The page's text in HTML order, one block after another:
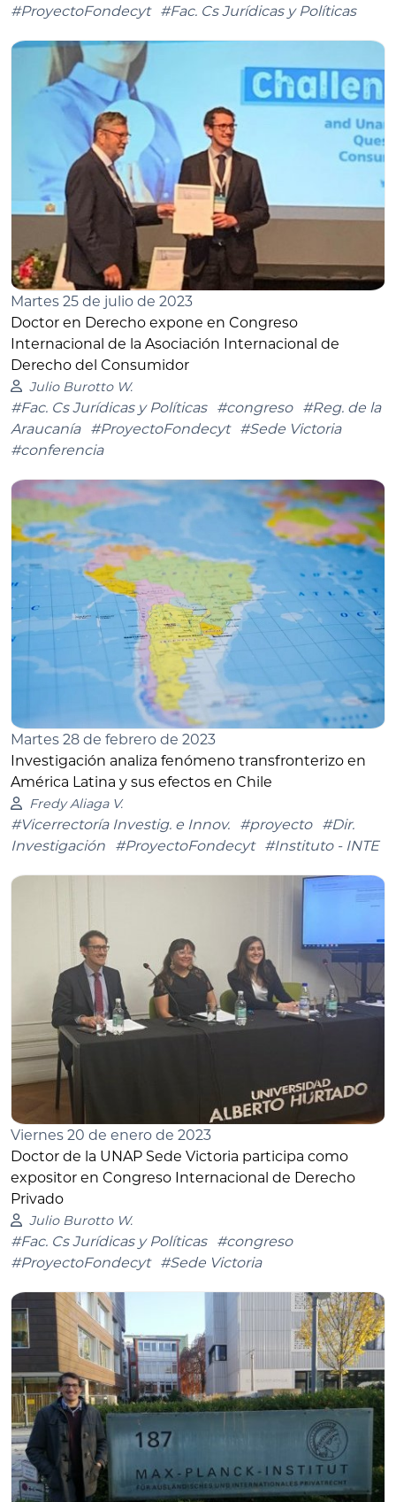
#ProyectoFondecyt
#Fac. Cs Jurídicas y Políticas
Martes 25 de julio de 2023
Doctor en Derecho expone en Congreso
Internacional de la Asociación Internacional de
Derecho del Consumidor
Julio Burotto W.
#Fac. Cs Jurídicas y Políticas #congreso
#Reg. de la
Araucanía
#ProyectoFondecyt
#Sede Victoria
#conferencia
Martes 28 de febrero de 2023
Investigación analiza fenómeno transfronterizo en
América Latina y sus efectos en Chile
Fredy Aliaga V.
#Vicerrectoría Investig. e Innov. #proyecto
#Dir.
Investigación
#ProyectoFondecyt #Instituto - INTE
Viernes 20 de enero de 2023
Doctor de la UNAP Sede Victoria participa como
expositor en Congreso Internacional de Derecho
Privado
Julio Burotto W.
#Fac. Cs Jurídicas y Políticas
#congreso
#ProyectoFondecyt
#Sede Victoria